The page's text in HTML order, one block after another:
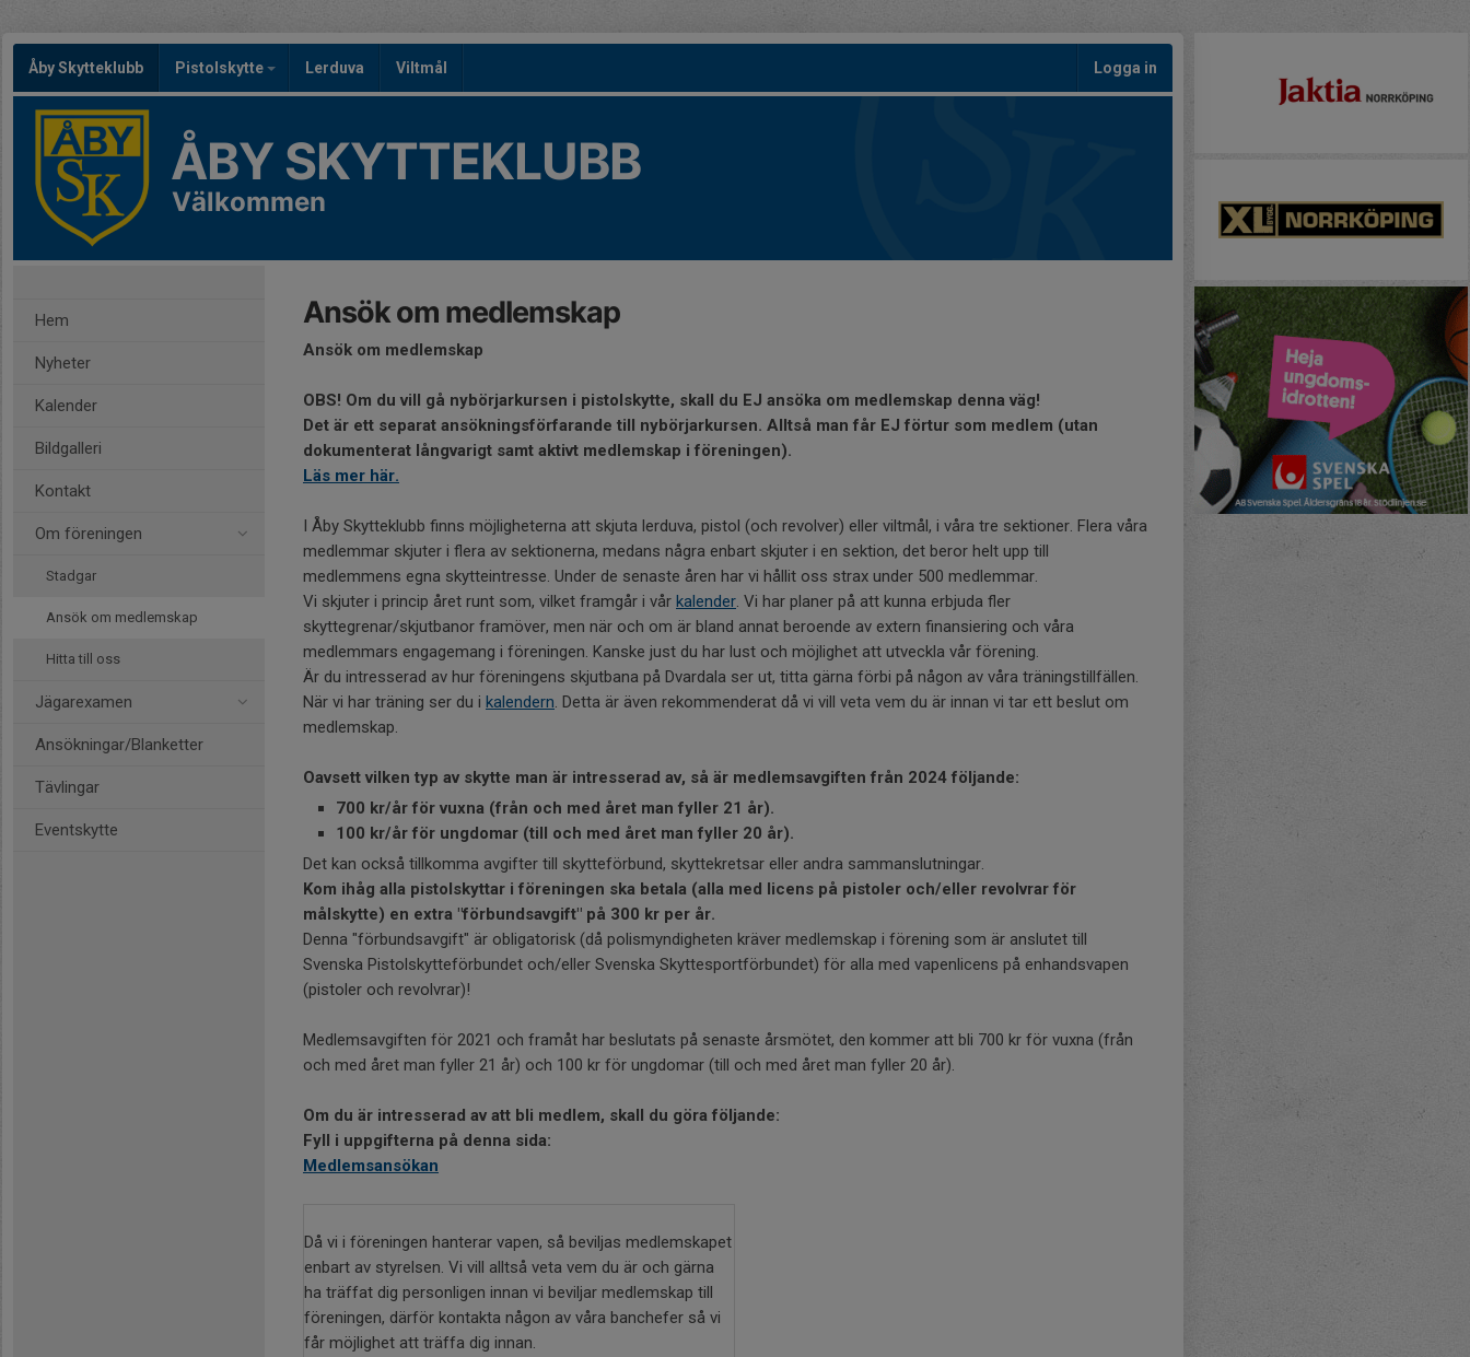
Åby Skytteklubb Pistolskytte Lerduva Viltmål Logga in
ÅBY SKYTTEKLUBB
Välkommen
Hem
Nyheter
Kalender
Bildgalleri
Kontakt
Om föreningen
Stadgar
Ansök om medlemskap
Hitta till oss
Jägarexamen
Ansökningar/Blanketter
Tävlingar
Eventskytte
Ansök om medlemskap
Ansök om medlemskap
OBS! Om du vill gå nybörjarkursen i pistolskytte, skall du EJ ansöka om medlemskap denna väg!
Det är ett separat ansökningsförfarande till nybörjarkursen. Alltså man får EJ förtur som medlem (utan
dokumenterat långvarigt samt aktivt medlemskap i föreningen).
Läs mer här.
I Åby Skytteklubb finns möjligheterna att skjuta lerduva, pistol (och revolver) eller viltmål, i våra tre sektioner. Flera våra
medlemmar skjuter i flera av sektionerna, medans några enbart skjuter i en sektion, det beror helt upp till
medlemmens egna skytteintresse. Under de senaste åren har vi hållit oss strax under 500 medlemmar.
Vi skjuter i princip året runt som, vilket framgår i vår kalender. Vi har planer på att kunna erbjuda fler
skyttegrenar/skjutbanor framöver, men när och om är bland annat beroende av extern finansiering och våra
medlemmars engagemang i föreningen. Kanske just du har lust och möjlighet att utveckla vår förening.
Är du intresserad av hur föreningens skjutbana på Dvardala ser ut, titta gärna förbi på någon av våra träningstillfällen.
När vi har träning ser du i kalendern. Detta är även rekommenderat då vi vill veta vem du är innan vi tar ett beslut om
medlemskap.
Oavsett vilken typ av skytte man är intresserad av, så är medlemsavgiften från 2024 följande:
700 kr/år för vuxna (från och med året man fyller 21 år).
100 kr/år för ungdomar (till och med året man fyller 20 år).
Det kan också tillkomma avgifter till skytteförbund, skyttekretsar eller andra sammanslutningar.
Kom ihåg alla pistolskyttar i föreningen ska betala (alla med licens på pistoler och/eller revolvrar för
målskytte) en extra "förbundsavgift" på 300 kr per år.
Denna "förbundsavgift" är obligatorisk (då polismyndigheten kräver medlemskap i förening som är anslutet till
Svenska Pistolskytteförbundet och/eller Svenska Skyttesportförbundet) för alla med vapenlicens på enhandsvapen
(pistoler och revolvrar)!
Medlemsavgiften för 2021 och framåt har beslutats på senaste årsmötet, den kommer att bli 700 kr för vuxna (från
och med året man fyller 21 år) och 100 kr för ungdomar (till och med året man fyller 20 år).
Om du är intresserad av att bli medlem, skall du göra följande:
Fyll i uppgifterna på denna sida:
Medlemsansökan
Då vi i föreningen hanterar vapen, så beviljas medlemskapet
enbart av styrelsen. Vi vill alltså veta vem du är och gärna
ha träffat dig personligen innan vi beviljar medlemskap till
föreningen, därför kontakta någon av våra banchefer så vi
får möjlighet att träffa dig innan.